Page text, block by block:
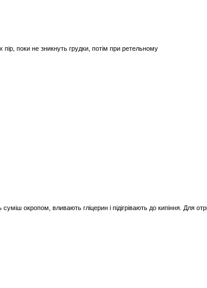
поки не зникнуть грудки, потім при ретельному
окропом, вливають гліцерин і підігрівають до кипіння. Для